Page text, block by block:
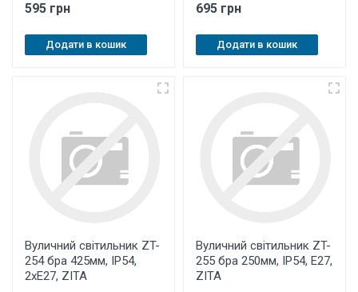
595 грн
Додати в кошик
695 грн
Додати в кошик
Вуличний світильник ZT-
254 бра 425мм, IP54,
2хE27, ZITA
Вуличний світильник ZT-
255 бра 250мм, IP54, E27,
ZITA